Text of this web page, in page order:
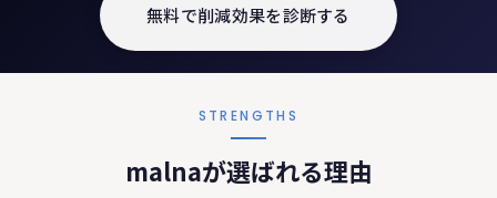
無料で削減効果を診断する
STRENGTHS
malnaが選ばれる理由